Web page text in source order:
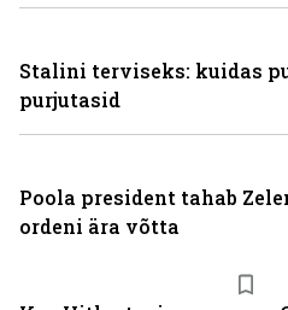
Stalini terviseks: kuidas
purjutasid
Poola president tahab
ordeni ära võtta